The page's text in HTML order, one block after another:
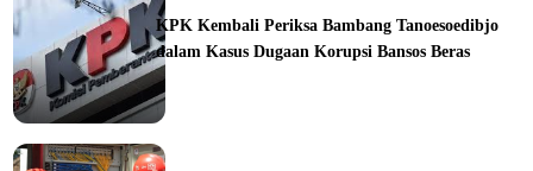
KPK Kembali Periksa Bambang Tanoesoedibjo
dalam Kasus Dugaan Korupsi Bansos Beras